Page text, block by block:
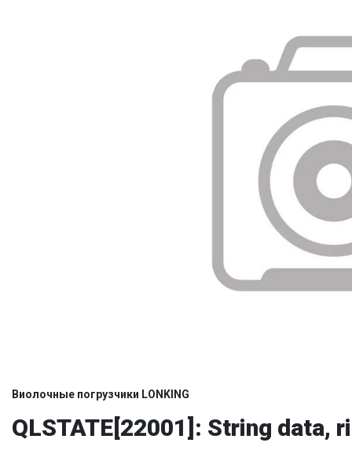
Виолочные погрузчики LONKING
QLSTATE[22001]: String data,